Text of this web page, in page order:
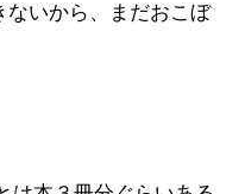
ないから、まだおこぼ